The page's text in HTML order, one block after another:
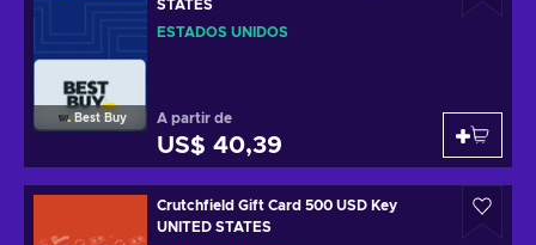
Best Buy
STATES
ESTADOS UNIDOS
A partir de
US$ 40,39
Crutchfield Gift Card 500 USD Key
UNITED STATES